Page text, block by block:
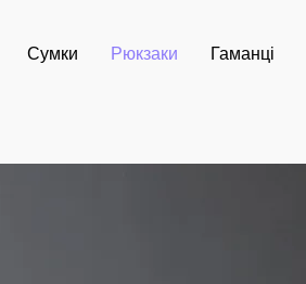
Сумки Рюкзаки Гаманці